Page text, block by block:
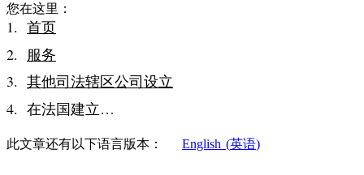
您在这里：
首页
服务
其他司法辖区公司设立
在法国建立…
此文章还有以下语言版本： English (英语)